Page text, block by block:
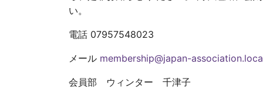
い。
電話 07957548023
メール membership@japan-
会員部 ウィンター 千津子